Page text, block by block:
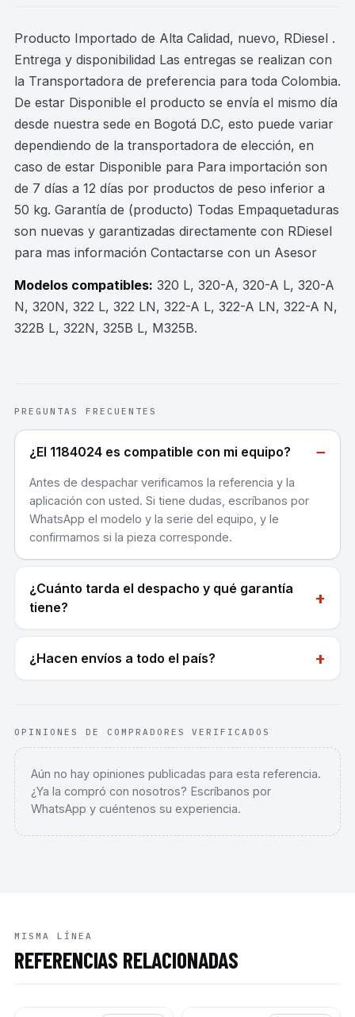
Producto Importado de Alta Calidad, nuevo, RDiesel .
Entrega y disponibilidad Las entregas se realizan con
la Transportadora de preferencia para toda Colombia.
De estar Disponible el producto se envía el mismo día
desde nuestra sede en Bogotá D.C, esto puede variar
dependiendo de la transportadora de elección, en
caso de estar Disponible para Para importación son
de 7 días a 12 días por productos de peso inferior a
50 kg. Garantía de (producto) Todas Empaquetaduras
son nuevas y garantizadas directamente con RDiesel
para mas información Contactarse con un Asesor
Modelos compatibles: 320 L, 320-A, 320-A L, 320-A
N, 320N, 322 L, 322 LN, 322-A L, 322-A LN, 322-A N,
322B L, 322N, 325B L, M325B.
PREGUNTAS FRECUENTES
¿El 1184024 es compatible con mi equipo? −
Antes de despachar verificamos la referencia y la
aplicación con usted. Si tiene dudas, escríbanos por
WhatsApp el modelo y la serie del equipo, y le
confirmamos si la pieza corresponde.
¿Cuánto tarda el despacho y qué garantía
tiene?
+
¿Hacen envíos a todo el país? +
OPINIONES DE COMPRADORES VERIFICADOS
Aún no hay opiniones publicadas para esta referencia.
¿Ya la compró con nosotros? Escríbanos por
WhatsApp y cuéntenos su experiencia.
MISMA LÍNEA
REFERENCIAS RELACIONADAS